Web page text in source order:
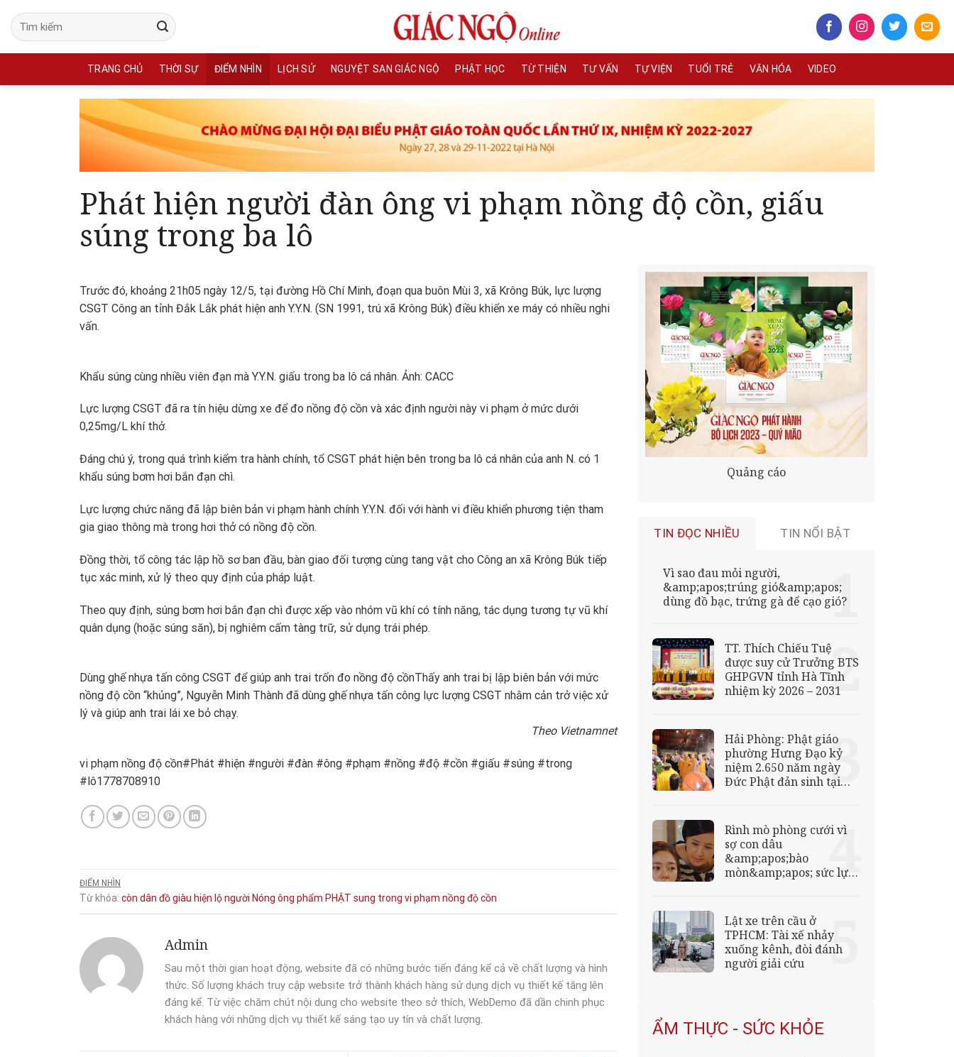
content
TRANG CHỦ THỜI SỰ ĐIỂM NHÌN LỊCH SỬ NGUYỆT SAN GIÁC NGỘ PHẬT HỌC TỪ THIỆN TƯ VẤN TỰ VIỆN TUỔI TRẺ VĂN HÓA VIDEO
Phát hiện người đàn ông vi phạm nồng độ cồn, giấu
súng trong ba lô
Trước đó, khoảng 21h05 ngày 12/5, tại đường Hồ Chí Minh, đoạn qua buôn Mùi 3, xã Krông Búk, lực lượng
CSGT Công an tỉnh Đắk Lắk phát hiện anh Y.Y.N. (SN 1991, trú xã Krông Búk) điều khiển xe máy có nhiều nghi
vấn.
Khẩu súng cùng nhiều viên đạn mà Y.Y.N. giấu trong ba lô cá nhân. Ảnh: CACC
Lực lượng CSGT đã ra tín hiệu dừng xe để đo nồng độ cồn và xác định người này vi phạm ở mức dưới
0,25mg/L khí thở.
Đáng chú ý, trong quá trình kiểm tra hành chính, tổ CSGT phát hiện bên trong ba lô cá nhân của anh N. có 1
khẩu súng bơm hơi bắn đạn chì.
Lực lượng chức năng đã lập biên bản vi phạm hành chính Y.Y.N. đối với hành vi điều khiển phương tiện tham
gia giao thông mà trong hơi thở có nồng độ cồn.
Đồng thời, tổ công tác lập hồ sơ ban đầu, bàn giao đối tượng cùng tang vật cho Công an xã Krông Búk tiếp
tục xác minh, xử lý theo quy định của pháp luật.
Theo quy định, súng bơm hơi bắn đạn chì được xếp vào nhóm vũ khí có tính năng, tác dụng tương tự vũ khí
quân dụng (hoặc súng săn), bị nghiêm cấm tàng trữ, sử dụng trái phép.
Dùng ghế nhựa tấn công CSGT để giúp anh trai trốn đo nồng độ cồnThấy anh trai bị lập biên bản với mức
nồng độ cồn “khủng”, Nguyễn Minh Thành đã dùng ghế nhựa tấn công lực lượng CSGT nhằm cản trở việc xử
lý và giúp anh trai lái xe bỏ chạy.
Theo Vietnamnet
vi phạm nồng độ cồn#Phát #hiện #người #đàn #ông #phạm #nồng #độ #cồn #giấu #súng #trong
#lô1778708910
ĐIỂM NHÌN
Từ khóa: còn dân đồgiàu hiện lộngười Nóng ông phẩm PHẬT sung trong vi phạm nồng độ cồn
Admin
Sau một thời gian hoạt động, website đã có những bước tiến đáng kể cả về chất lượng và hình
thức. Số lượng khách truy cập website trở thành khách hàng sử dụng dịch vụ thiết kế tăng lên
đáng kể. Từ việc chăm chút nội dung cho website theo sở thích, WebDemo đã dần chinh phục
khách hàng với những dịch vụ thiết kế sáng tạo uy tín và chất lượng.
Quảng cáo
TIN ĐỌC NHIỀU TIN NỔI BẬT
Vì sao đau mỏi người,
&amp;apos;trúng gió&amp;apos;
dùng đồ bạc, trứng gà để cạo gió?
TT. Thích Chiếu Tuệ
được suy cử Trưởng BTS
GHPGVN tỉnh Hà Tĩnh
nhiệm kỳ 2026 – 2031
Hải Phòng: Phật giáo
phường Hưng Đạo kỷ
niệm 2.650 năm ngày
Đức Phật đản sinh tại
Rình mò phòng cưới vì
sợ con dâu
&amp;apos;bào
mòn&amp;apos; sức lực
trong
Lật xe trên cầu ở
TPHCM: Tài xế nhảy
xuống kênh, đòi đánh
người giải cứu
ẨM THỰC - SỨC KHỎE